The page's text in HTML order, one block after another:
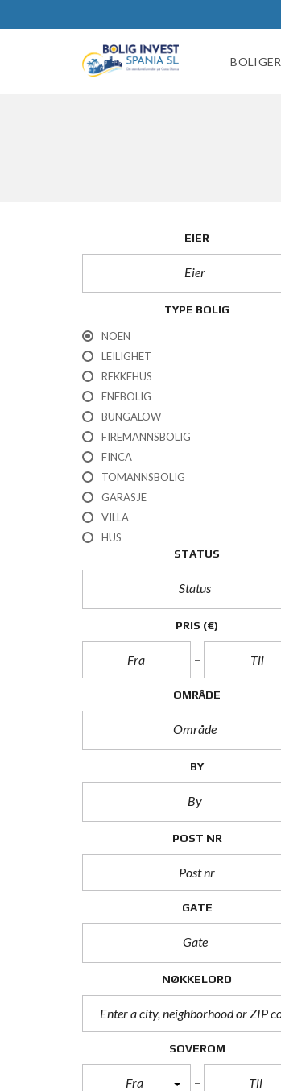
BOLIGER
EIER
Eier
TYPE BOLIG
NOEN
LEILIGHET
REKKEHUS
ENEBOLIG
BUNGALOW
FIREMANNSBOLIG
FINCA
TOMANNSBOLIG
GARASJE
VILLA
HUS
STATUS
Status
PRIS (€)
OMRÅDE
Område
BY
By
POST NR
GATE
Gate
NØKKELORD
SOVEROM
Fra Til